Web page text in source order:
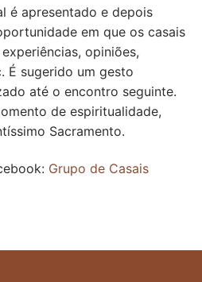
é apresentado e depois
em que os casais
opiniões,
É sugerido um gesto
até o encontro seguinte.
de espiritualidade,
Sacramento.
Grupo de Casais